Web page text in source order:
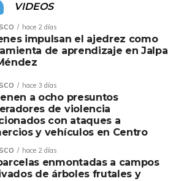
VIDEOS
hace 2 días
impulsan el ajedrez como
de aprendizaje en Jalpa
hace 3 días
a ocho presuntos
de violencia
con ataques a
y vehículos en Centro
hace 2 días
enmontadas a campos
de árboles frutales y